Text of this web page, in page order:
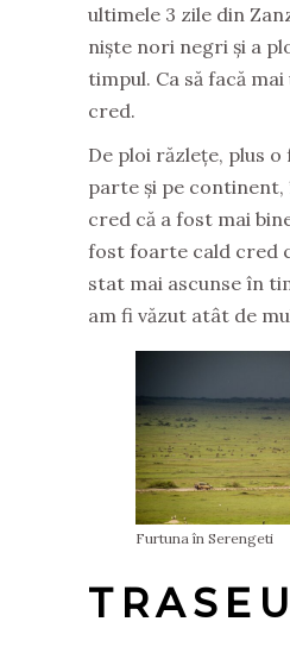
ultimele 3 zile din
niște nori negri și a
timpul. Ca să facă
cred.
De ploi răzlețe, plus
parte și pe continent,
cred că a fost mai
fost foarte cald cred
stat mai ascunse în
am fi văzut atât de
Furtuna în Serengeti